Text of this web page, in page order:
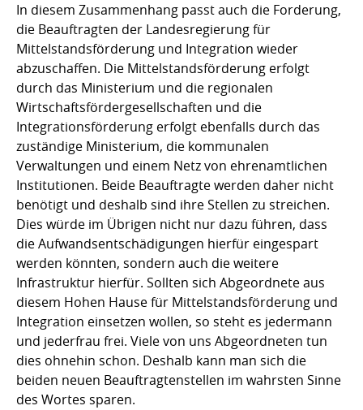
In diesem Zusammenhang passt auch die Forderung,
die Beauftragten der Landesregierung für
Mittelstandsförderung und Integration wieder
abzuschaffen. Die Mittelstandsförderung erfolgt
durch das Ministerium und die regionalen
Wirtschaftsfördergesellschaften und die
Integrationsförderung erfolgt ebenfalls durch das
zuständige Ministerium, die kommunalen
Verwaltungen und einem Netz von ehrenamtlichen
Institutionen. Beide Beauftragte werden daher nicht
benötigt und deshalb sind ihre Stellen zu streichen.
Dies würde im Übrigen nicht nur dazu führen, dass
die Aufwandsentschädigungen hierfür eingespart
werden könnten, sondern auch die weitere
Infrastruktur hierfür. Sollten sich Abgeordnete aus
diesem Hohen Hause für Mittelstandsförderung und
Integration einsetzen wollen, so steht es jedermann
und jederfrau frei. Viele von uns Abgeordneten tun
dies ohnehin schon. Deshalb kann man sich die
beiden neuen Beauftragtenstellen im wahrsten Sinne
des Wortes sparen.